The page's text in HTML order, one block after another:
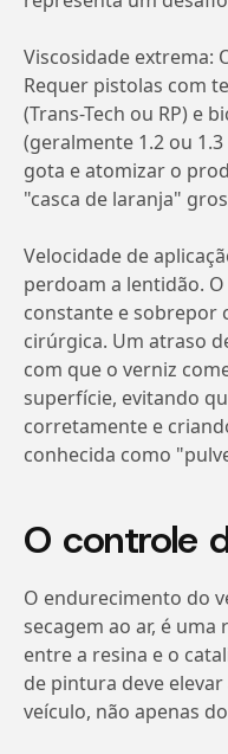
Viscosidade extrema:
Requer pistolas com
(Trans-Tech ou RP) e
(geralmente 1.2 ou
gota e atomizar o
"casca de laranja"
Velocidade de
perdoam a lentidão.
constante e sobrepor
cirúrgica. Um atraso
com que o verniz
superfície, evitando
corretamente e
conhecida como
O controle
O endurecimento do
secagem ao ar, é
entre a resina e o
de pintura deve
veículo, não apenas